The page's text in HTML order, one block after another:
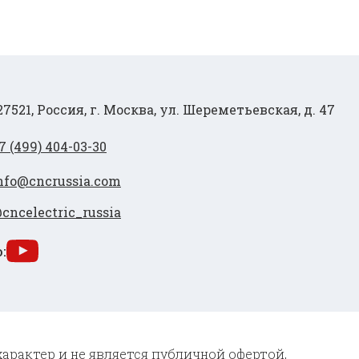
Россия, г. Москва, ул. Шереметьевская, д. 47
(499) 404-03-30
и не является публичной офертой,